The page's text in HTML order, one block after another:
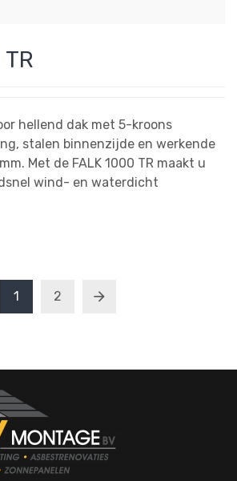
hellend dak met 5-kroons
stalen binnenzijde en werkende
Met de FALK 1000 TR maakt u
wind- en waterdicht
1 2